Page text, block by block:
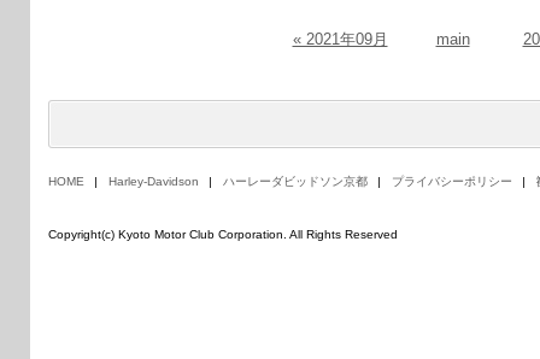
« 2021年09月 main
HOME Harley-Davidson ハーレーダビッドソン京都 プライバシーポリシー
Copyright(c) Kyoto Motor Club Corporation. All Rights Reserved